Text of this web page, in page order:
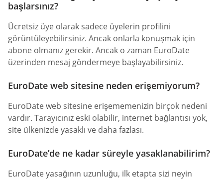
başlarsınız?
Ücretsiz üye olarak sadece üyelerin profilini
görüntüleyebilirsiniz. Ancak onlarla konuşmak için
abone olmanız gerekir. Ancak o zaman EuroDate
üzerinden mesaj göndermeye başlayabilirsiniz.
EuroDate web sitesine neden erişemiyorum?
EuroDate web sitesine erişememenizin birçok nedeni
vardır. Tarayıcınız eski olabilir, internet bağlantısı yok,
site ülkenizde yasaklı ve daha fazlası.
EuroDate’de ne kadar süreyle yasaklanabilirim?
EuroDate yasağının uzunluğu, ilk etapta sizi neyin